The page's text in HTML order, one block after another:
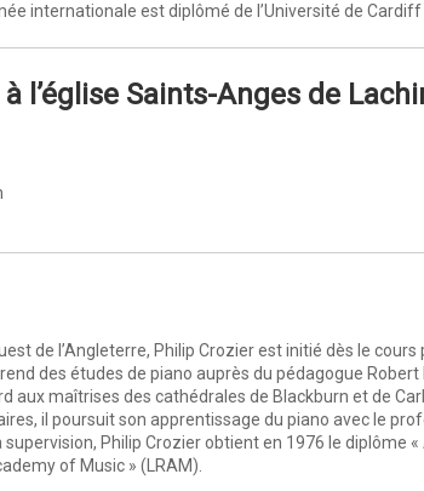
internationale est diplômé de l’Université de Cardiff
l’église Saints-Anges de
de l’Angleterre, Philip Crozier est initié dès le
des études de piano auprès du pédagogue
aux maîtrises des cathédrales de Blackburn et de
il poursuit son apprentissage du piano avec le
Philip Crozier obtient en 1976 le diplôme
of Music » (LRAM).